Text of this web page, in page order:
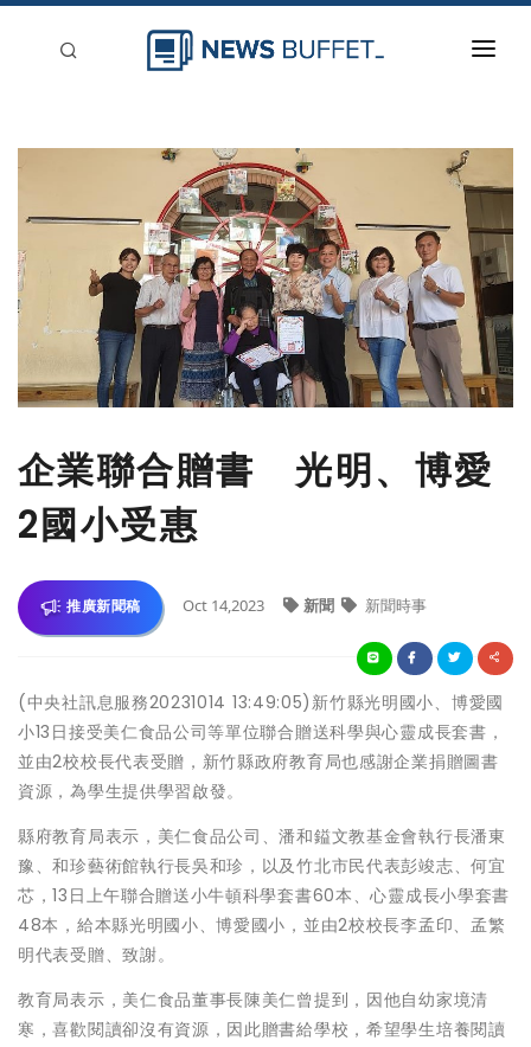
企業聯合贈書 光明、博愛
2國小受惠
推廣新聞稿 Oct 14,2023 新聞 新聞時事
(中央社訊息服務20231014 13:49:05)新竹縣光明國小、博愛國
小13日接受美仁食品公司等單位聯合贈送科學與心靈成長套書，
並由2校校長代表受贈，新竹縣政府教育局也感謝企業捐贈圖書
資源，為學生提供學習啟發。
縣府教育局表示，美仁食品公司、潘和鎰文教基金會執行長潘東
豫、和珍藝術館執行長吳和珍，以及竹北市民代表彭竣志、何宜
芯，13日上午聯合贈送小牛頓科學套書60本、心靈成長小學套書
48本，給本縣光明國小、博愛國小，並由2校校長李孟印、孟繁
明代表受贈、致謝。
教育局表示，美仁食品董事長陳美仁曾提到，因他自幼家境清
寒，喜歡閱讀卻沒有資源，因此贈書給學校，希望學生培養閱讀